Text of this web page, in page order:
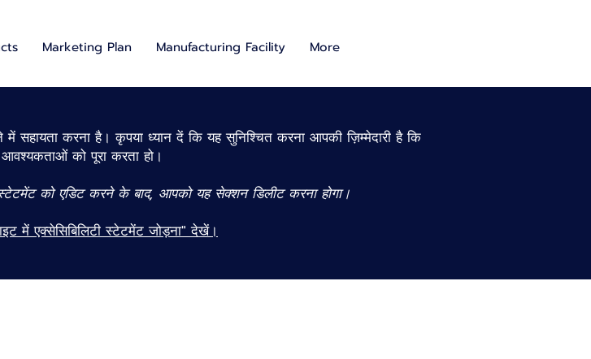
Marketing Plan Manufacturing Facility More
सहायता करना है। कृपया ध्यान दें कि यह सुनिश्चित करना आपकी ज़िम्मेदारी है कि
को पूरा करता हो।
को एडिट करने के बाद, आपको यह सेक्शन डिलीट करना होगा।
में एक्सेसिबिलिटी स्टेटमेंट जोड़ना" देखें।